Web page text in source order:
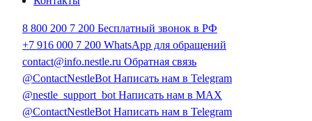
8 800 200 7 200 Бесплатный звонок в РФ
+7 916 000 7 200 WhatsApp для обращений
contact@info.nestle.ru Обратная связь
@ContactNestleBot Написать нам в Telegram
@nestle_support_bot Написать нам в MAX
@ContactNestleBot Написать нам в Telegram